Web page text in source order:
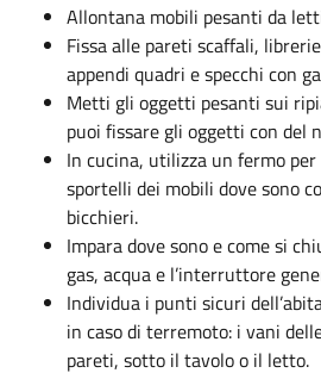
Allontana mobili pesanti da
Fissa alle pareti scaffali,
appendi quadri e specchi con
Metti gli oggetti pesanti sui
puoi fissare gli oggetti con del
In cucina, utilizza un fermo per
sportelli dei mobili dove sono
bicchieri.
Impara dove sono e come si
gas, acqua e l’interruttore
Individua i punti sicuri
in caso di terremoto: i vani
pareti, sotto il tavolo o il letto.